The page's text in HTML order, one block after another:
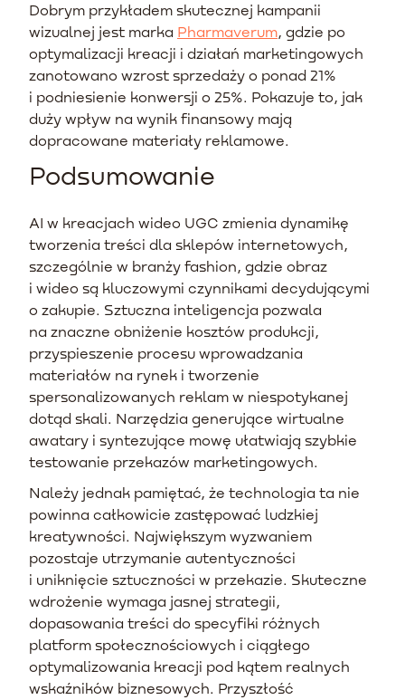
Dobrym przykładem skutecznej kampanii
wizualnej jest marka Pharmaverum, gdzie po
optymalizacji kreacji i działań marketingowych
zanotowano wzrost sprzedaży o ponad 21%
i podniesienie konwersji o 25%. Pokazuje to, jak
duży wpływ na wynik finansowy mają
dopracowane materiały reklamowe.
Podsumowanie
AI w kreacjach wideo UGC zmienia dynamikę
tworzenia treści dla sklepów internetowych,
szczególnie w branży fashion, gdzie obraz
i wideo są kluczowymi czynnikami decydującymi
o zakupie. Sztuczna inteligencja pozwala
na znaczne obniżenie kosztów produkcji,
przyspieszenie procesu wprowadzania
materiałów na rynek i tworzenie
spersonalizowanych reklam w niespotykanej
dotąd skali. Narzędzia generujące wirtualne
awatary i syntezujące mowę ułatwiają szybkie
testowanie przekazów marketingowych.
Należy jednak pamiętać, że technologia ta nie
powinna całkowicie zastępować ludzkiej
kreatywności. Największym wyzwaniem
pozostaje utrzymanie autentyczności
i uniknięcie sztuczności w przekazie. Skuteczne
wdrożenie wymaga jasnej strategii,
dopasowania treści do specyfiki różnych
platform społecznościowych i ciągłego
optymalizowania kreacji pod kątem realnych
wskaźników biznesowych. Przyszłość